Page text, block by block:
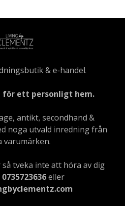
& e-handel.
för ett personligt hem.
antikt, secondhand &
noga utvald inredning från
varumärken.
tveka inte att höra av dig
0735723636eller